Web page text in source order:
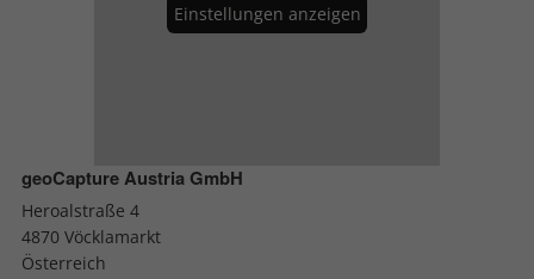
Einstellungen anzeigen
geoCapture Austria GmbH
Heroalstraße 4
4870 Vöcklamarkt
Österreich